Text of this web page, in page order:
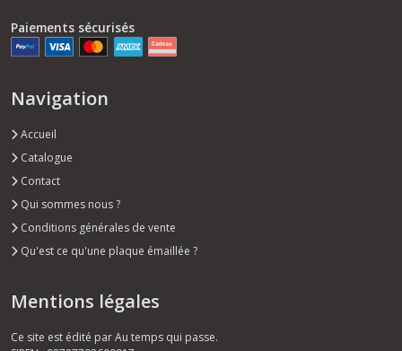
Paiements sécurisés
Navigation
Accueil
Catalogue
Contact
Qui sommes nous ?
Conditions générales de vente
Qu'est ce qu'une plaque émaillée ?
Mentions légales
Ce site est édité par Au temps qui passe.